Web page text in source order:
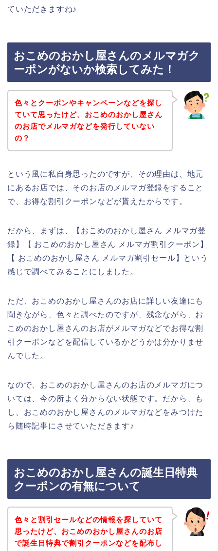
ていただきますね♪
おこめのおかし屋さんのメルマガク
ーポンがないか検索してみた！
色々とクーポンやキャンペーンなどを探し
ていて思ったけど、おこめのおかし屋さん
のお店でメルマガなどを発行していない
の？
という風に私自身思ったのですが、その理由は、地元
にあるお店では、そのお店のメルマガ登録をすること
で、お得な割引クーポンなどが貰えたからです。
だから、まずは、【おこめのおかし屋さん メルマガ登
録】【 おこめのおかし屋さん メルマガ割引クーポン】
【 おこめのおかし屋さん メルマガ割引セール】という
感じで調べてみることにしました。
ただ、おこめのおかし屋さんのお店に詳しい友達にも
聞きながら、色々と調べたのですが、残念ながら、お
こめのおかし屋さんのお店がメルマガなどでお得な割
引クーポンなどを配信しているかどうかは分かりませ
んでした。
なので、おこめのおかし屋さんのお店のメルマガにつ
いては、今の所よく分からない状態です。だから、も
し、おこめのおかし屋さんのメルマガなどをみつけた
ら随時記事にさせていただきます♪
おこめのおかし屋さんの誕生日特典
クーポンの有無について
色々と割引セールなどの情報を探していて
思ったけど、おこめのおかし屋さんのお店
で誕生日特典で割引クーポンなどを配布し